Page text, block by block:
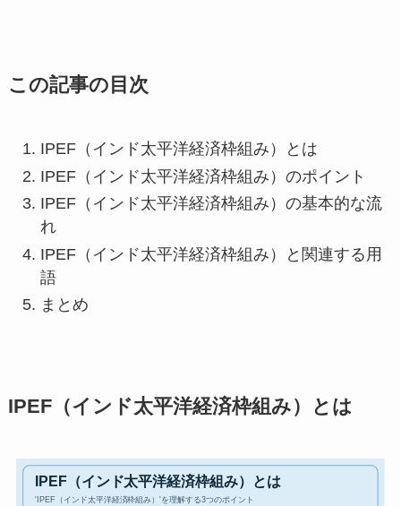
この記事の目次
IPEF（インド太平洋経済枠組み）とは
IPEF（インド太平洋経済枠組み）のポイント
IPEF（インド太平洋経済枠組み）の基本的な流
れ
IPEF（インド太平洋経済枠組み）と関連する用
語
まとめ
IPEF（インド太平洋経済枠組み）とは